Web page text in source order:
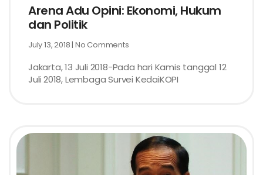
Arena Adu Opini: Ekonomi, Hukum
dan Politik
July 13, 2018 No Comments
Jakarta, 13 Juli 2018-Pada hari Kamis tanggal 12
Juli 2018, Lembaga Survei KedaiKOPI